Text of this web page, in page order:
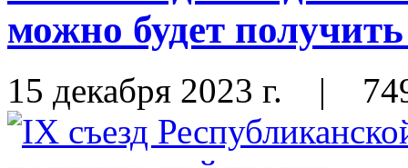
можно будет
15 декабря 2023 г. |